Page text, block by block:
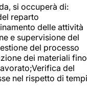
si occuperà di:
reparto
delle attività
e supervisione del
del processo
dei materiali fino
del
nel rispetto di